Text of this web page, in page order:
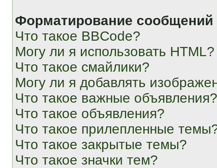
Форматирование
Что такое BBCode?
Могу ли я использовать HTML?
Что такое смайлики?
Могу ли я добавлять
Что такое важные объявления?
Что такое объявления?
Что такое прилепленные
Что такое закрытые темы?
Что такое значки тем?